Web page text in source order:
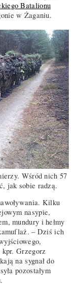
Batalionu
w Żaganiu.
Wśród nich 57
jak sobie radzą.
Kilku
nasypie,
mundury i hełmy
– Dziś ich
kpr. Grzegorz
na sygnał do
pozostałym